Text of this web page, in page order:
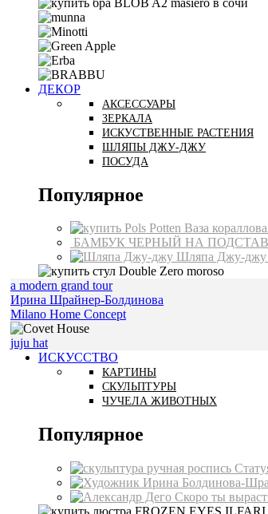
ДЕКОР
АКСЕССУАРЫ
ЗЕРКАЛА
ИСКУСТВЕННЫЕ РАСТЕНИЯ
ШЛЯПЫ ДЖУ-ДЖУ
ПОСУДА
Популярное
Ваза
БАМБУК ЧЕРНЫЙ НА
Шляпа Джу-джу
a modern grand tour
Ирина Шрайнер-Болдинова
Milano Home Concept
juju hat
ИСКУССТВО
КАРТИНЫ
СКУЛЬПТУРЫ
ЧУЧЕЛА ЖИВОТНЫХ
Популярное